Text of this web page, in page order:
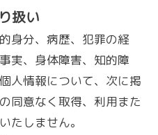
扱い
身分、病歴、犯罪の経
実、身体障害、知的障
人情報について、次に掲
同意なく取得、利用また
たしません。